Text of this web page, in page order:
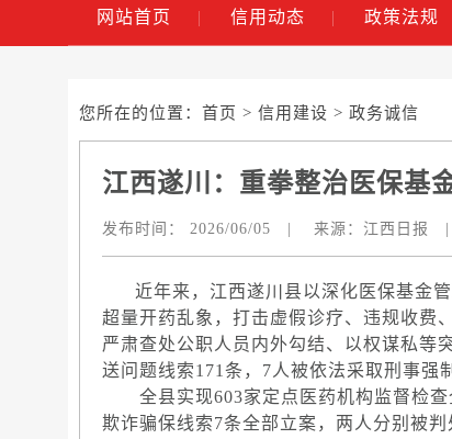
网站首页 | 信用动态 | 政策法规
您所在的位置： 首页 > 信用建设 > 政务诚信
江西遂川：重拳整治医保基
发布时间： 2026/06/05 来源： 江西日报
近年来，江西遂川县以深化医保基金管
超量开药乱象，打击虚假诊疗、违规收费
严肃查处公职人员内外勾结、以权谋私等
送问题线索171条，7人被依法采取刑事强
全县实现603家定点医药机构监督检查
欺诈骗保线索7条全部立案，两人分别被